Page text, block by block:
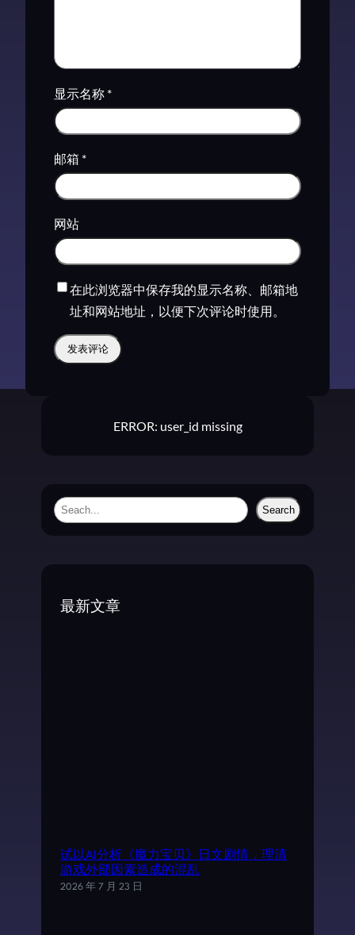
显示名称 *
邮箱 *
网站
在此浏览器中保存我的显示名称、邮箱地
址和网站地址，以便下次评论时使用。
ERROR: user_id missing
S
Search
最新文章
试以AI分析《魔力宝贝》日文剧情，理清
游戏外部因素造成的混乱
2026 年 7 月 23 日